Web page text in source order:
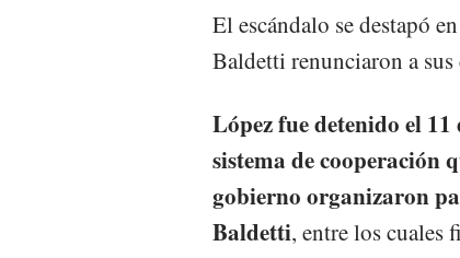
El escándalo se destapó
Baldetti renunciaron a sus
López fue detenido el
sistema de cooperación
gobierno organizaron
Baldetti, entre los cuales